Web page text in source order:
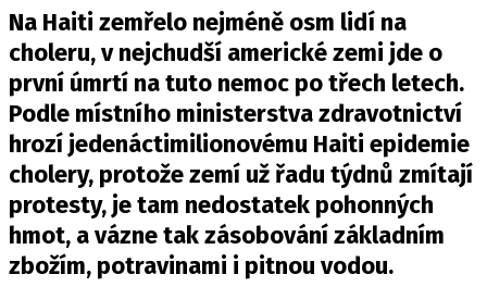
VYDAVATEL
INZERCE
OSOBNÍ ÚDAJE / COOKIES
VOLNÁ MÍSTA
Provozovatelem serveru newsbox.cz je
INCORP MEDIA GROUP s.r.o., IČ: 118 23 054
Na Haiti zemřelo nejméně osm lidí na
choleru, v nejchudší americké zemi jde o
první úmrtí na tuto nemoc po třech letech.
Podle místního ministerstva zdravotnictví
hrozí jedenáctimilionovému Haiti epidemie
cholery, protože zemí už řadu týdnů zmítají
protesty, je tam nedostatek pohonných
hmot, a vázne tak zásobování základním
zbožím, potravinami i pitnou vodou.